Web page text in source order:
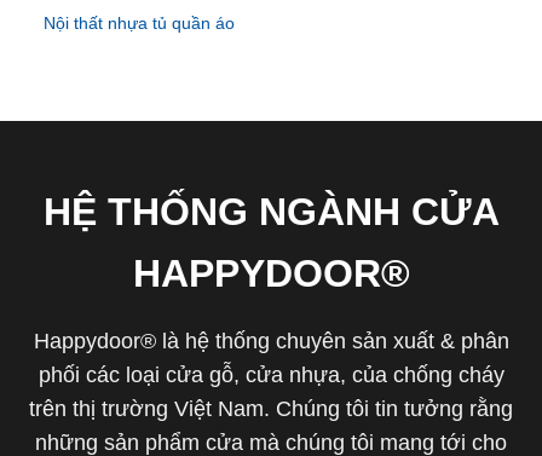
Nội thất nhựa tủ quần áo
HỆ THỐNG NGÀNH CỬA
HAPPYDOOR®
Happydoor® là hệ thống chuyên sản xuất & phân
phối các loại cửa gỗ, cửa nhựa, của chống cháy
trên thị trường Việt Nam. Chúng tôi tin tưởng rằng
những sản phẩm cửa mà chúng tôi mang tới cho